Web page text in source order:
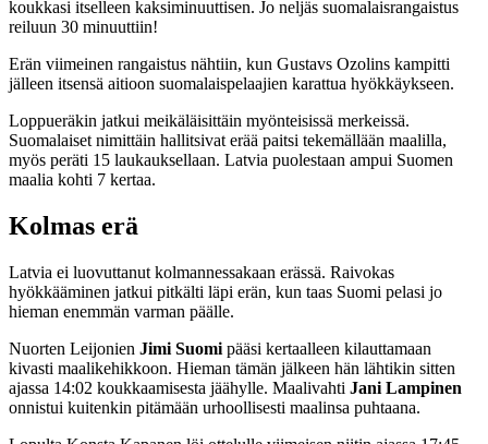
koukkasi itselleen kaksiminuuttisen. Jo neljäs suomalaisrangaistus
reiluun 30 minuuttiin!
Erän viimeinen rangaistus nähtiin, kun Gustavs Ozolins kampitti
jälleen itsensä aitioon suomalaispelaajien karattua hyökkäykseen.
Loppueräkin jatkui meikäläisittäin myönteisissä merkeissä.
Suomalaiset nimittäin hallitsivat erää paitsi tekemällään maalilla,
myös peräti 15 laukauksellaan. Latvia puolestaan ampui Suomen
maalia kohti 7 kertaa.
Kolmas erä
Latvia ei luovuttanut kolmannessakaan erässä. Raivokas
hyökkääminen jatkui pitkälti läpi erän, kun taas Suomi pelasi jo
hieman enemmän varman päälle.
Nuorten Leijonien Jimi Suomi pääsi kertaalleen kilauttamaan
kivasti maalikehikkoon. Hieman tämän jälkeen hän lähtikin sitten
ajassa 14:02 koukkaamisesta jäähylle. Maalivahti Jani Lampinen
onnistui kuitenkin pitämään urhoollisesti maalinsa puhtaana.